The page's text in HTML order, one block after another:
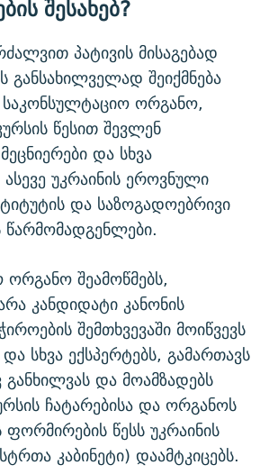
შესახებ?
პატივის მისაგებად
განსახილველად შეიქმნება
ორგანო,
წესით შევლენ
და სხვა
უკრაინის ეროვნული
და საზოგადოებრივი
წარმომადგენლები.
შეამოწმებს,
კანდიდატი კანონის
შემთხვევაში მოიწვევს
სხვა ექსპერტებს, გამართავს
და მოამზადებს
ჩატარებისა და ორგანოს
წესს უკრაინის
კაბინეტი) დაამტკიცებს.